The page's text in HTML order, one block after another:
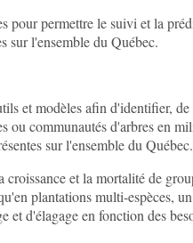
pour permettre le suivi et la
sur l'ensemble du Québec.
et modèles afin d'identifier,
ou communautés d'arbres en
sur l'ensemble du Québec.
et la mortalité de
plantations multi-espèces,
et d'élagage en fonction des